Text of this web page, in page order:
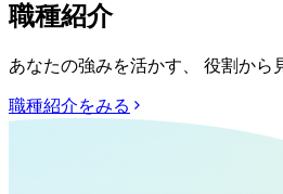
職種紹介
あなたの強みを活かす、 役割から
職種紹介をみる